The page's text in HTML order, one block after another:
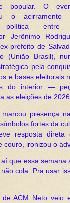
popular. O
o acirramento
política
Jerônimo
prefeito de
(União Brasil),
pela
e bases eleitorais
do interior —
as eleições de
presença
fortes da
resposta direta
couro, ironizou o
aí que essa
não cola. Pra usar
de ACM Neto veio